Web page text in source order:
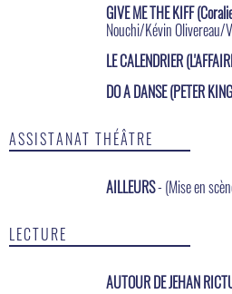
GIVE ME THE KIFF
Nouchi/Kévin Olivereau/
LE CALENDRIER
DO A DANSE (PETER
ASSISTANAT THÉÂTRE
AILLEURS- (Mise en
LECTURE
AUTOUR DE JEHAN